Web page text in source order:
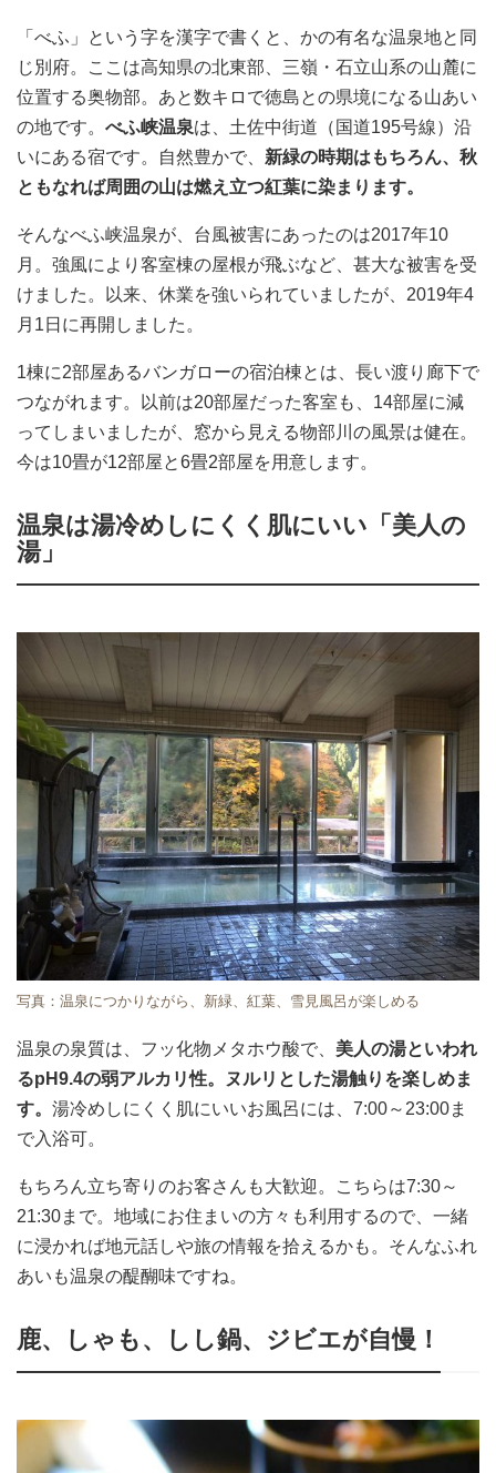
「べふ」という字を漢字で書くと、かの有名な温泉地と同
じ別府。ここは高知県の北東部、三嶺・石立山系の山麓に
位置する奥物部。あと数キロで徳島との県境になる山あい
の地です。 べふ峡温泉は、土佐中街道（国道195号線）沿
いにある宿です。自然豊かで、 新緑の時期はもちろん、秋
ともなれば周囲の山は燃え立つ紅葉に染まります。
そんなべふ峡温泉が、台風被害にあったのは2017年10
月。強風により客室棟の屋根が飛ぶなど、甚大な被害を受
けました。以来、休業を強いられていましたが、2019年4
月1日に再開しました。
1棟に2部屋あるバンガローの宿泊棟とは、長い渡り廊下で
つながれます。以前は20部屋だった客室も、14部屋に減
ってしまいましたが、窓から見える物部川の風景は健在。
今は10畳が12部屋と6畳2部屋を用意します。
温泉は湯冷めしにくく肌にいい「美人の
湯」
写真：温泉につかりながら、新緑、紅葉、雪見風呂が楽しめる
温泉の泉質は、フッ化物メタホウ酸で、 美人の湯といわれ
るpH9.4の弱アルカリ性。ヌルリとした湯触りを楽しめま
す。 湯冷めしにくく肌にいいお風呂には、7:00～23:00ま
で入浴可。
もちろん立ち寄りのお客さんも大歓迎。こちらは7:30～
21:30まで。地域にお住まいの方々も利用するので、一緒
に浸かれば地元話しや旅の情報を拾えるかも。そんなふれ
あいも温泉の醍醐味ですね。
鹿、しゃも、しし鍋、ジビエが自慢！